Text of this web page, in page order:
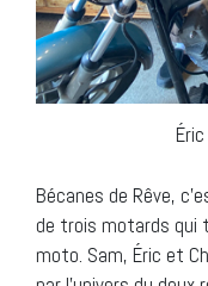
Bécanes de Rêve,
de trois motards qui
moto. Sam, Éric et